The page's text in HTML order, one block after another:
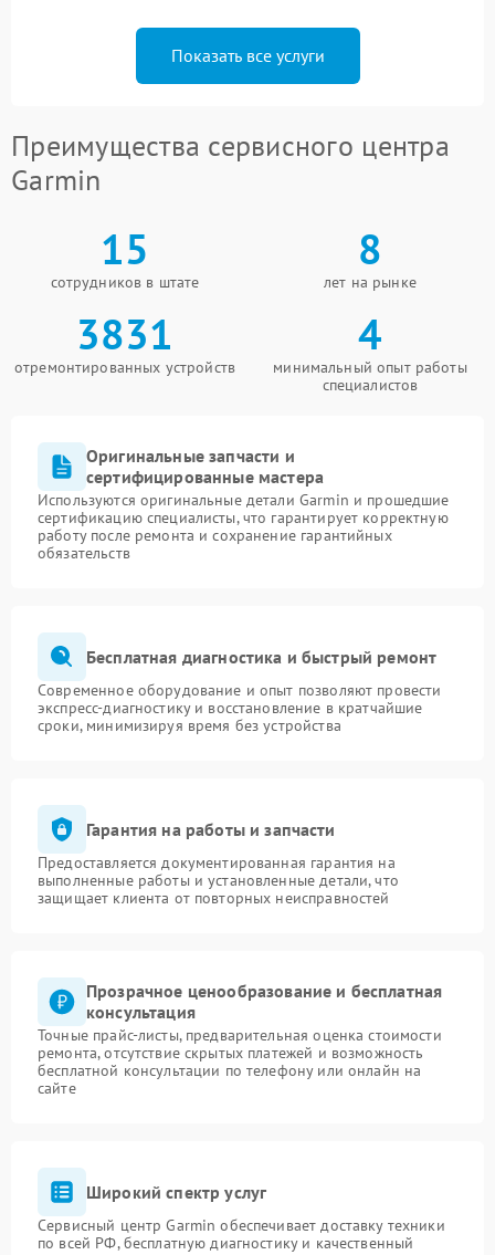
Показать все услуги
Преимущества сервисного центра
Garmin
15
сотрудников в штате
8
лет на рынке
3831
отремонтированных устройств
4
минимальный опыт работы
специалистов
Оригинальные запчасти и
сертифицированные мастера
Используются оригинальные детали Garmin и прошедшие
сертификацию специалисты, что гарантирует корректную
работу после ремонта и сохранение гарантийных
обязательств
Бесплатная диагностика и быстрый ремонт
Современное оборудование и опыт позволяют провести
экспресс-диагностику и восстановление в кратчайшие
сроки, минимизируя время без устройства
Гарантия на работы и запчасти
Предоставляется документированная гарантия на
выполненные работы и установленные детали, что
защищает клиента от повторных неисправностей
Прозрачное ценообразование и бесплатная
консультация
Точные прайс-листы, предварительная оценка стоимости
ремонта, отсутствие скрытых платежей и возможность
бесплатной консультации по телефону или онлайн на
сайте
Широкий спектр услуг
Сервисный центр Garmin обеспечивает доставку техники
по всей РФ, бесплатную диагностику и качественный